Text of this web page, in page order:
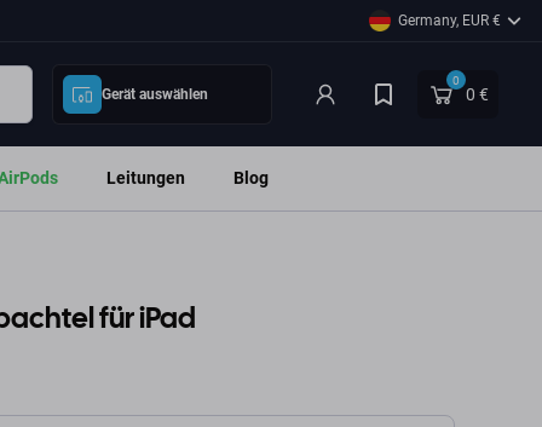
Germany, EUR €
Gerät auswählen
0
0 €
Leitungen Blog
für iPad